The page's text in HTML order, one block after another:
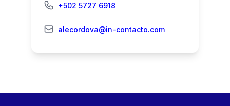
+502 5727 6918
alecordova@in-contacto.com